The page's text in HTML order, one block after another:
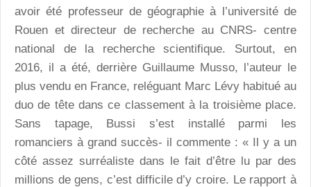
avoir été professeur de géographie à l’université de
Rouen et directeur de recherche au CNRS- centre
national de la recherche scientifique. Surtout, en
2016, il a été, derrière Guillaume Musso, l’auteur le
plus vendu en France, reléguant Marc Lévy habitué au
duo de tête dans ce classement à la troisième place.
Sans tapage, Bussi s’est installé parmi les
romanciers à grand succès- il commente : « Il y a un
côté assez surréaliste dans le fait d’être lu par des
millions de gens, c’est difficile d’y croire. Le rapport à